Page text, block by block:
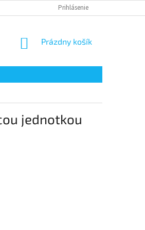
Prihlásenie
NÁKUPNÝ
Prázdny košík
jednotkou